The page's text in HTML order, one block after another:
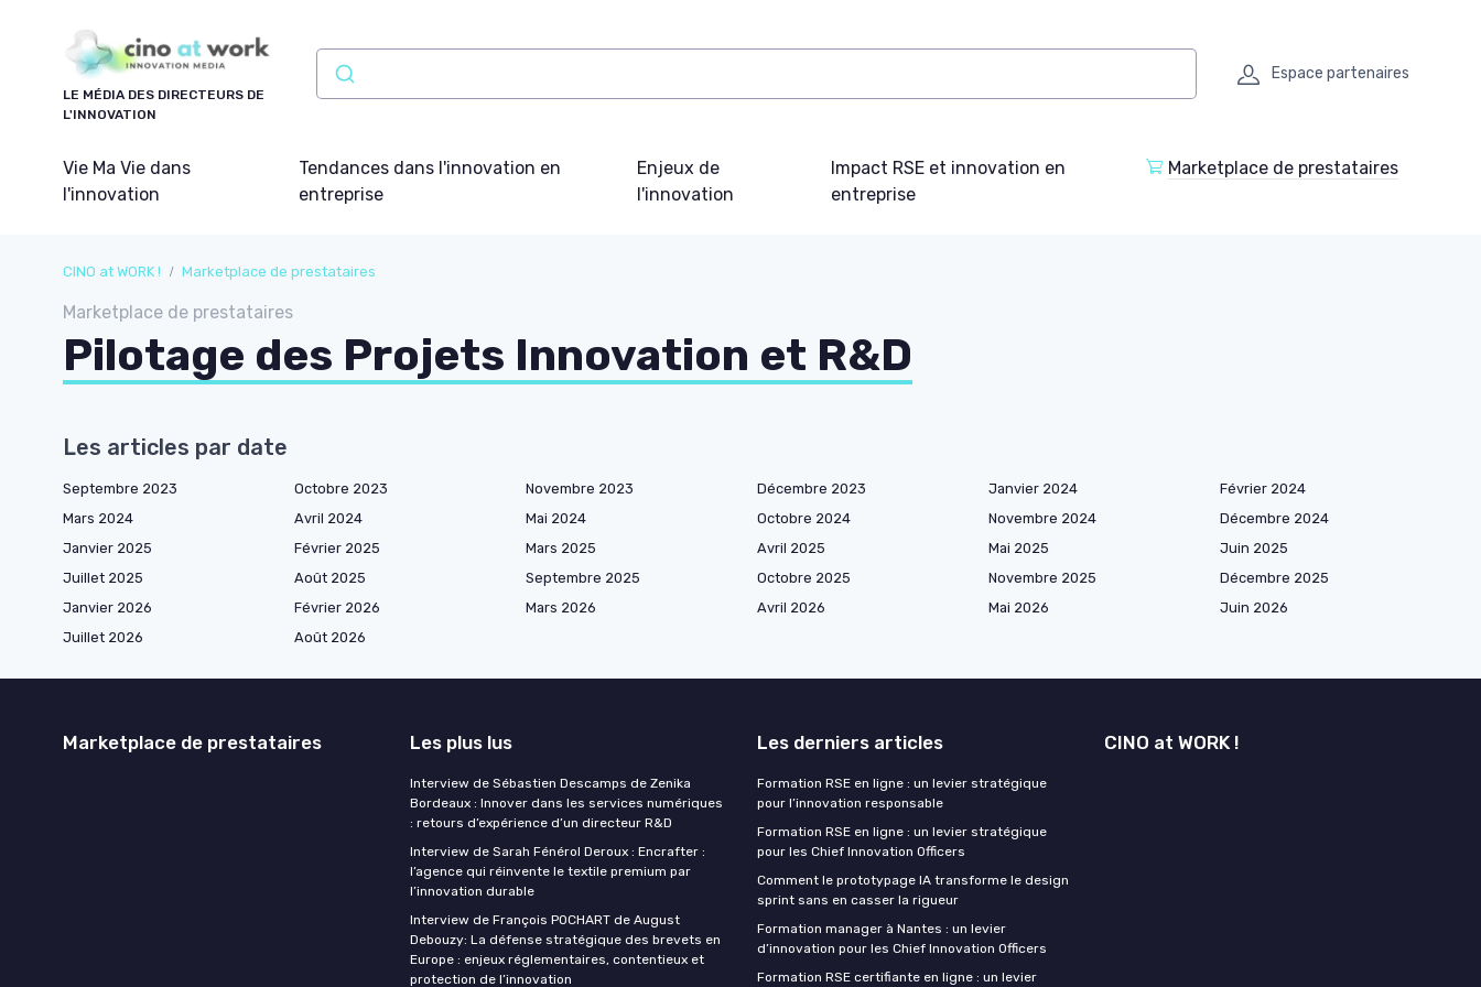
LE MÉDIA DES DIRECTEURS DE
L'INNOVATION
Espace partenaires
Vie Ma Vie dans
l'innovation
Tendances dans l'innovation en
entreprise
Enjeux de
l'innovation
Impact RSE et innovation en
entreprise
Marketplace de prestataires
CINO at WORK ! Marketplace de prestataires
Marketplace de prestataires
Pilotage des Projets Innovation et R&D
Les articles par date
Septembre 2023 Octobre 2023 Novembre 2023 Décembre 2023 Janvier 2024
Février 2024
Mars 2024
Avril 2024 Mai 2024 Octobre 2024 Novembre 2024
Décembre 2024
Janvier 2025
Février 2025 Mars 2025 Avril 2025 Mai 2025
Juin 2025
Juillet 2025
Août 2025 Septembre 2025 Octobre 2025 Novembre 2025
Décembre 2025
Janvier 2026
Février 2026 Mars 2026 Avril 2026 Mai 2026
Juin 2026
Juillet 2026
Août 2026
Marketplace de prestataires Les plus lus
Interview de Sébastien Descamps de Zenika
Bordeaux : Innover dans les services numériques
: retours d’expérience d’un directeur R&D
Interview de Sarah Fénérol Deroux : Encrafter :
l’agence qui réinvente le textile premium par
l’innovation durable
Interview de François POCHART de August
Debouzy: La défense stratégique des brevets en
Europe : enjeux réglementaires, contentieux et
protection de l’innovation
Les derniers articles
Formation RSE en ligne : un levier stratégique
pour l’innovation responsable
Formation RSE en ligne : un levier stratégique
pour les Chief Innovation Officers
Comment le prototypage IA transforme le design
sprint sans en casser la rigueur
Formation manager à Nantes : un levier
d’innovation pour les Chief Innovation Officers
Formation RSE certifiante en ligne : un levier
CINO at WORK !